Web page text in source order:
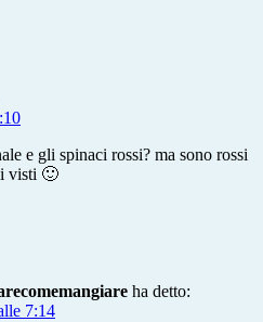
e gli spinaci rossi? ma sono rossi
visti 🙂
ha detto:
7:14